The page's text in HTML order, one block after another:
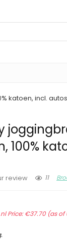
katoen, incl.
100%
review 11
Price:€37.70(as of
.